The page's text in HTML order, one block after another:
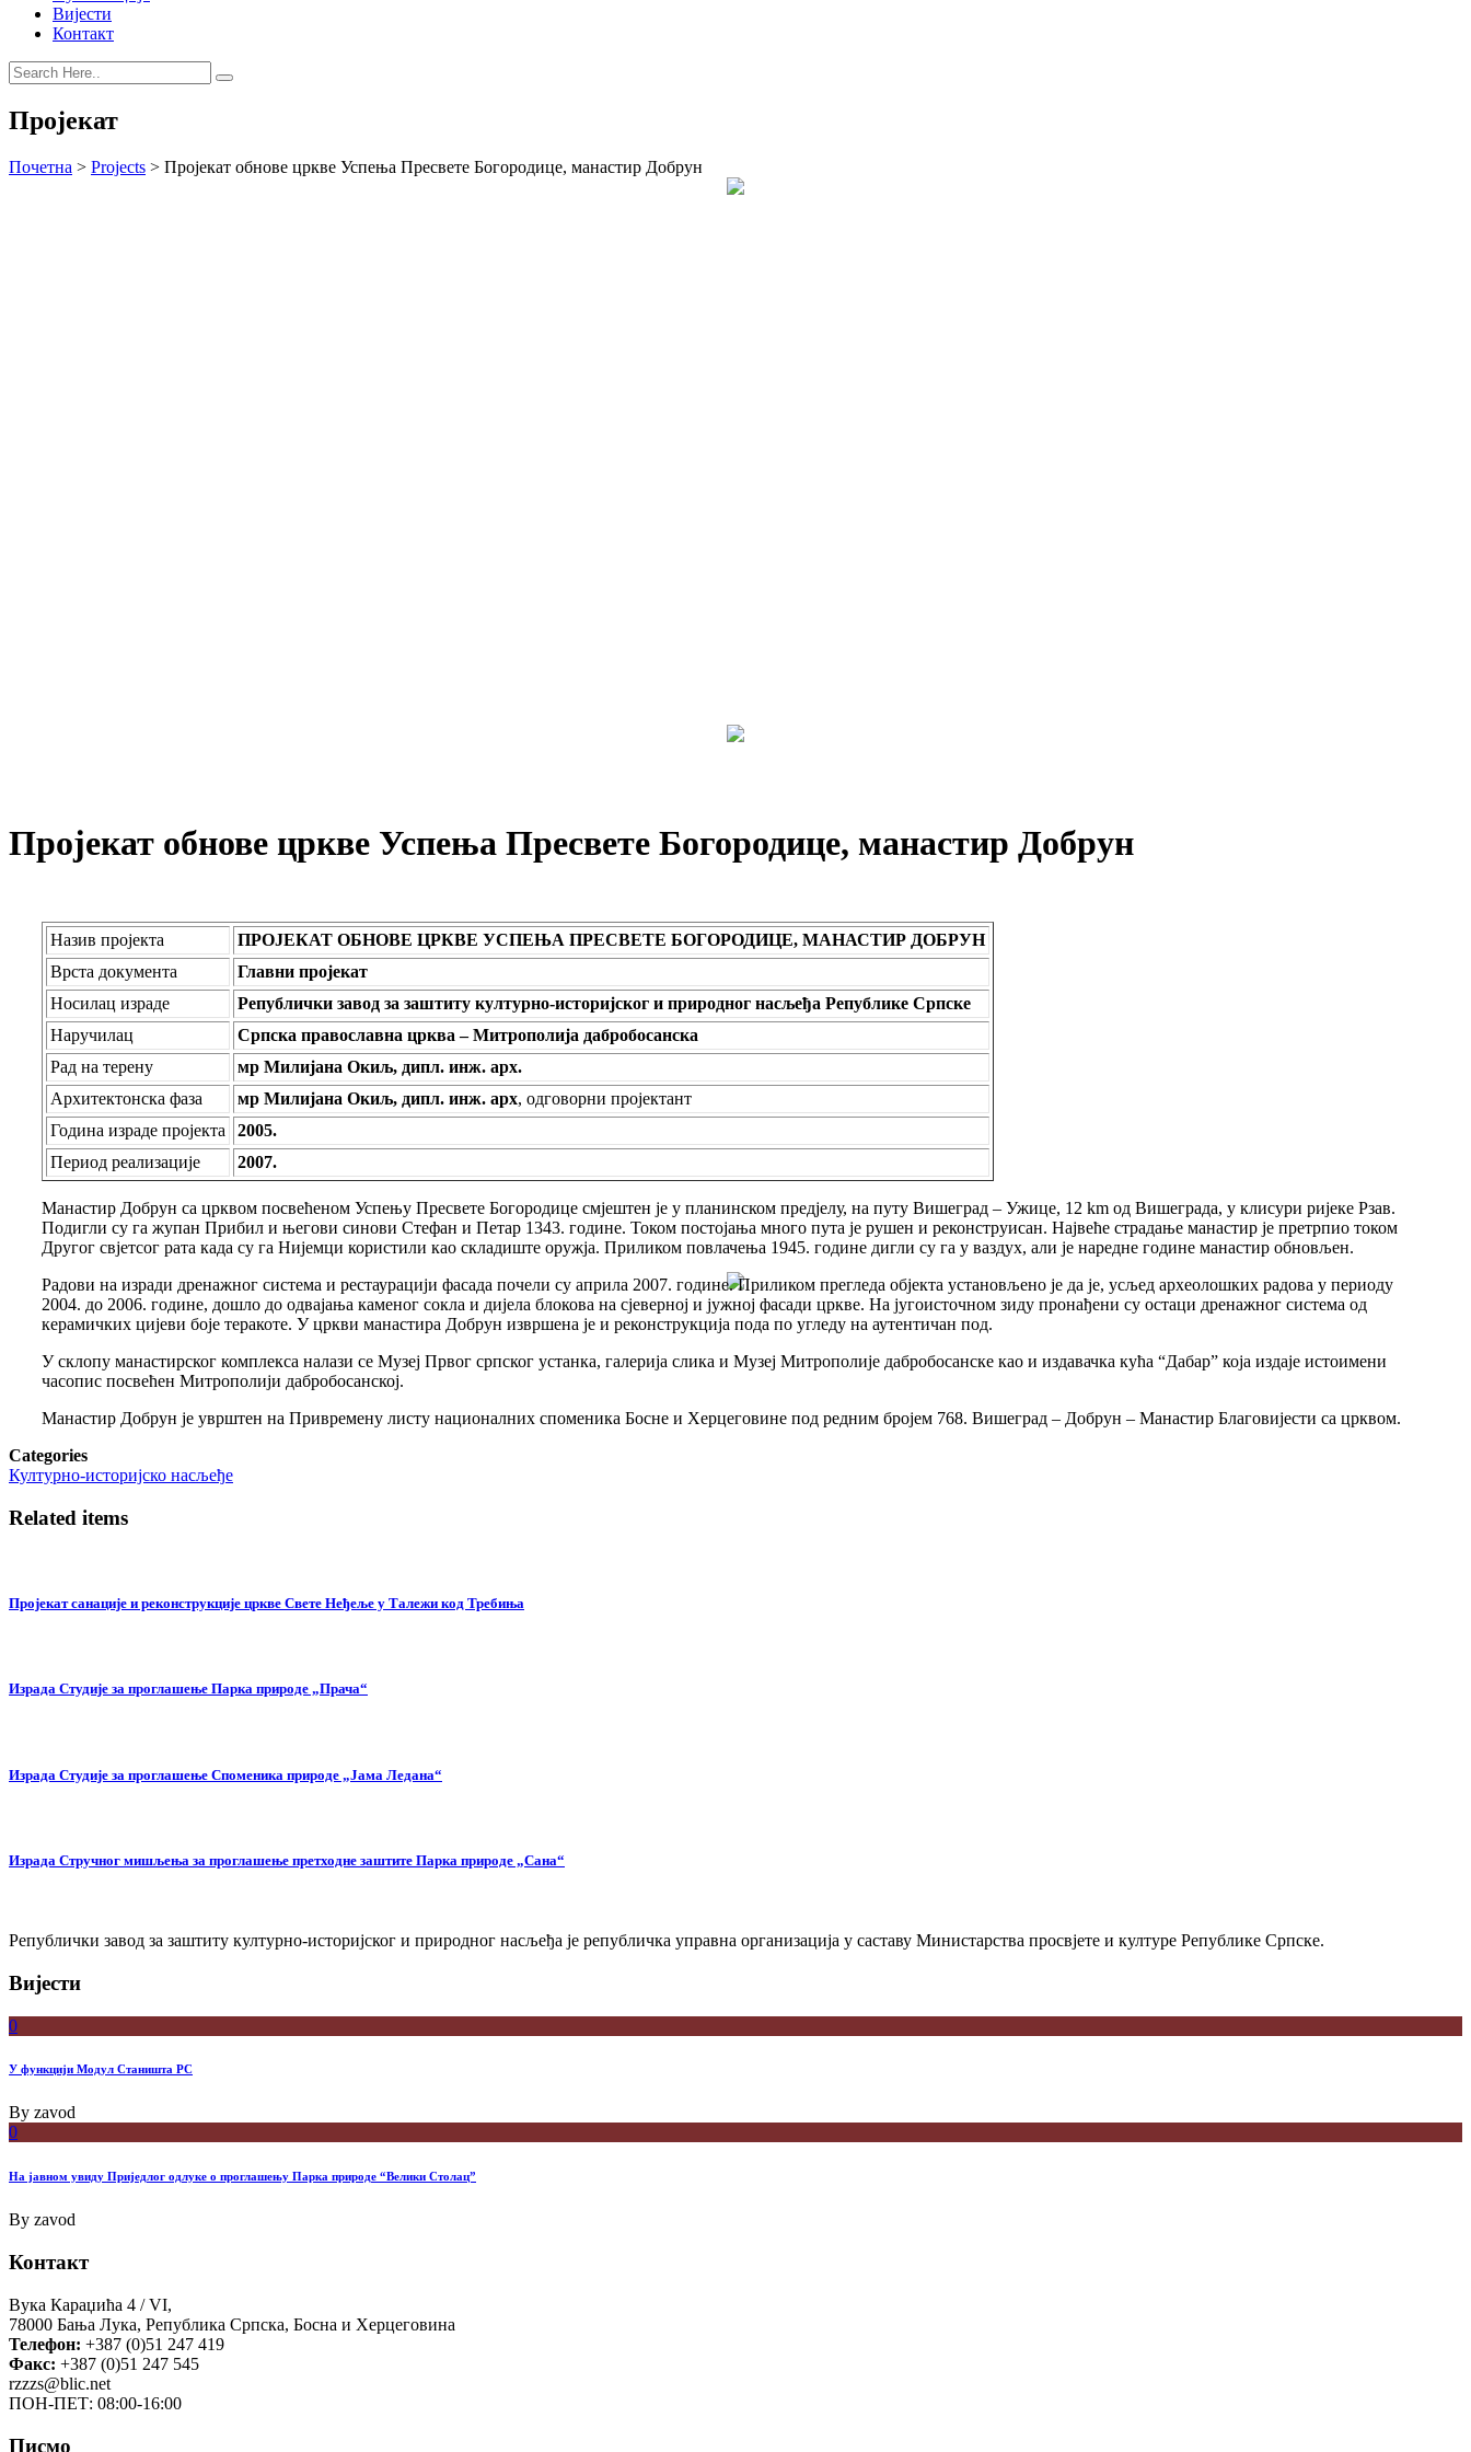
Вијести
Контакт
Пројекат
Почетна > Projects > Пројекат обнове цркве Успења Пресвете Богородице, манастир Добрун
Пројекат обнове цркве Успења Пресвете Богородице, манастир Добрун
Назив пројекта
ПРОЈЕКАТ ОБНОВЕ ЦРКВЕ УСПЕЊА ПРЕСВЕТЕ БОГОРОДИЦЕ, МАНАСТИР ДОБРУН
Врста документа
Главни пројекат
Носилац израде
Републички завод за заштиту културно-историјског и природног насљеђа Републике Српске
Наручилац
Српска православна црква – Митрополија дабробосанска
Рад на терену
мр Милијана Окиљ, дипл. инж. арх.
Архитектонска фаза
мр Милијана Окиљ, дипл. инж. арх, одговорни пројектант
Година израде пројекта
2005.
Период реализације
2007.
Манастир Добрун са црквом посвећеном Успењу Пресвете Богородице смјештен је у планинском предјелу, на путу Вишеград – Ужице, 12 km од Вишеграда, у клисури ријеке Рзав.
Подигли су га жупан Прибил и његови синови Стефан и Петар 1343. године. Током постојања много пута је рушен и реконструисан. Највеће страдање манастир је претрпио током
Другог свјетсог рата када су га Нијемци користили као складиште оружја. Приликом повлачења 1945. године дигли су га у ваздух, али је наредне године манастир обновљен.
Радови на изради дренажног система и рестаурацији фасада почели су априла 2007. године. Приликом прегледа објекта установљено је да је, усљед археолошких радова у периоду
2004. до 2006. године, дошло до одвајања каменог сокла и дијела блокова на сјеверној и јужној фасади цркве. На југоисточном зиду пронађени су остаци дренажног система од
керамичких цијеви боје теракоте. У цркви манастира Добрун извршена је и реконструкција пода по угледу на аутентичан под.
У склопу манастирског комплекса налази се Музеј Првог српског устанка, галерија слика и Музеј Митрополије дабробосанске као и издавачка кућа “Дабар” која издаје истоимени
часопис посвећен Митрополији дабробосанској.
Манастир Добрун је уврштен на Привремену листу националних споменика Босне и Херцеговине под редним бројем 768. Вишеград – Добрун – Манастир Благовијести са црквом.
Categories
Културно-историјско насљеђе
Related items
Пројекат санације и реконструкције цркве Свете Неђеље у Талежи код Требиња
Израда Студије за проглашење Парка природе „Прача“
Израда Студије за проглашење Споменика природе „Јама Ледана“
Израда Стручног мишљења за проглашење претходне заштите Парка природе „Сана“
Републички завод за заштиту културно-историјског и природног насљеђа је републичка управна организација у саставу Министарства просвјете и културе Републике Српске.
Вијести
0
У функцији Модул Станишта РС
By zavod
0
На јавном увиду Приједлог oдлуке о проглашењу Парка природе “Велики Столац”
By zavod
Контакт
Вука Караџића 4 / VI,
78000 Бања Лука, Република Српска, Босна и Херцеговина
Телефон: +387 (0)51 247 419
Факс: +387 (0)51 247 545
rzzzs@blic.net
ПОН-ПЕТ: 08:00-16:00
Писмо